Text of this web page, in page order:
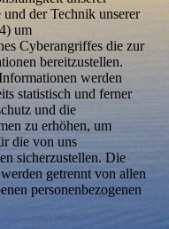
der Technik unserer
um
Cyberangriffes die zur
bereitzustellen.
werden
statistisch und ferner
und die
zu erhöhen, um
die von uns
sicherzustellen. Die
getrennt von allen
personenbezogenen